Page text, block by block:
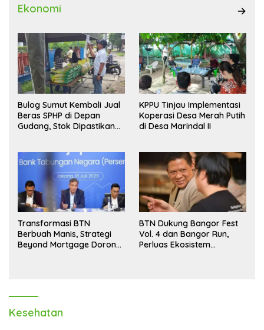
Ekonomi
Bulog Sumut Kembali Jual
Beras SPHP di Depan
Gudang, Stok Dipastikan
KPPU Tinjau Implementasi
Koperasi Desa Merah Putih
di Desa Marindal II
Transformasi BTN
Berbuah Manis, Strategi
Beyond Mortgage Dorong
BTN Dukung Bangor Fest
Vol. 4 dan Bangor Run,
Perluas Ekosistem
Kesehatan